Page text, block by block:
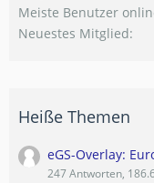
Meiste Benutzer
Neuestes Mitglied
Heiße Themen
eGS-Overlay:
247 Antworten,